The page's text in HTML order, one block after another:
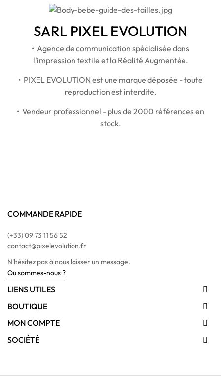
SARL PIXEL EVOLUTION
• Agence de communication spécialisée dans
l'impression textile et la Réalité Augmentée.
• PIXEL EVOLUTION est une marque déposée - toute
reproduction est interdite.
• Vendeur professionnel - plus de 2000 références en
stock.
COMMANDE RAPIDE
(+33) 09 73 11 56 52
contact@pixelevolution.fr
N'hésitez pas à nous laisser un message.
Ou sommes-nous ?
LIENS UTILES 
BOUTIQUE 
MON COMPTE 
SOCIÉTÉ 